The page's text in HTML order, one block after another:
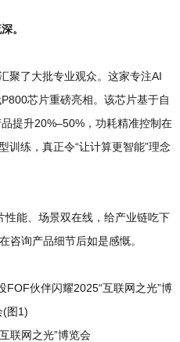
。
聚了大批专业观众。这家专注AI
芯片重磅亮相。该芯片基于自
提升20%–50%，功耗精准控制在
训练，真正令“让计算更智能”理念
性能、场景双在线，给产业链吃下
咨询产品细节后如是感慨。
联网之光”博览会